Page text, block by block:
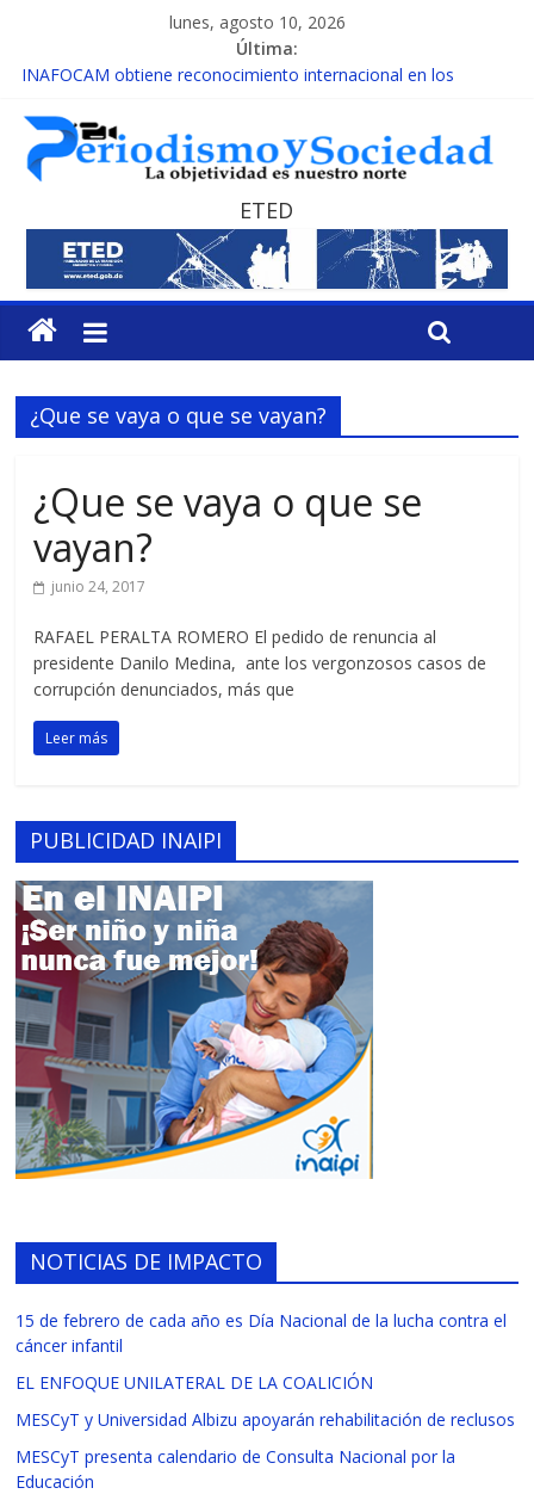
lunes, agosto 10, 2026
Última:
INAFOCAM obtiene reconocimiento internacional en los
15 de febrero de cada año es Día Nacional de la lucha contra el
cáncer infantil
EL ENFOQUE UNILATERAL DE LA COALICIÓN
MESCyT y Universidad Albizu apoyarán rehabilitación de
reclusos
MESCyT presenta calendario de Consulta Nacional por la
Educación
ETED
¿Que se vaya o que se vayan?
¿Que se vaya o que se
vayan?
junio 24, 2017
RAFAEL PERALTA ROMERO El pedido de renuncia al
presidente Danilo Medina, ante los vergonzosos casos de
corrupción denunciados, más que
Leer más
PUBLICIDAD INAIPI
NOTICIAS DE IMPACTO
15 de febrero de cada año es Día Nacional de la lucha contra el
cáncer infantil
EL ENFOQUE UNILATERAL DE LA COALICIÓN
MESCyT y Universidad Albizu apoyarán rehabilitación de reclusos
MESCyT presenta calendario de Consulta Nacional por la
Educación